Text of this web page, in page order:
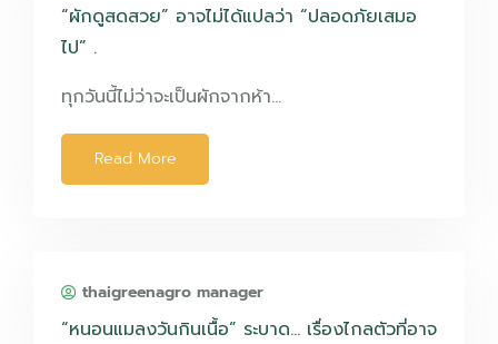
“ผักดูสดสวย” อาจไม่ได้แปลว่า “ปลอดภัยเสมอ
ไป” .
ทุกวันนี้ไม่ว่าจะเป็นผักจากห้า…
Read More
thaigreenagro manager
“หนอนแมลงวันกินเนื้อ” ระบาด… เรื่องไกลตัวที่อาจ